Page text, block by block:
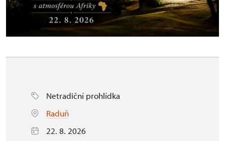
Netradiční prohlídka
Raduň
22. 8. 2026